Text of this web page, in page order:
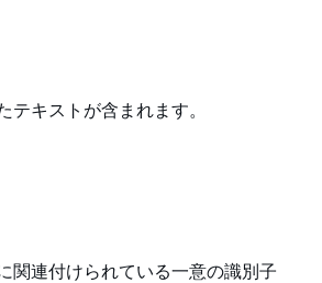
テキストが含まれます。
関連付けられている一意の識別子